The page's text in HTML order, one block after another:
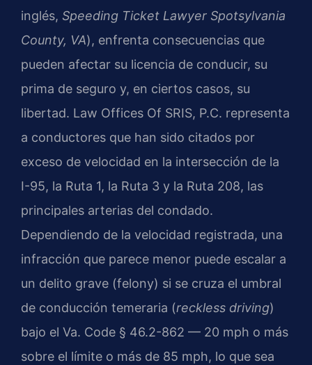
inglés, Speeding Ticket Lawyer Spotsylvania
County, VA), enfrenta consecuencias que
pueden afectar su licencia de conducir, su
prima de seguro y, en ciertos casos, su
libertad. Law Offices Of SRIS, P.C. representa
a conductores que han sido citados por
exceso de velocidad en la intersección de la
I-95, la Ruta 1, la Ruta 3 y la Ruta 208, las
principales arterias del condado.
Dependiendo de la velocidad registrada, una
infracción que parece menor puede escalar a
un delito grave (felony) si se cruza el umbral
de conducción temeraria (reckless driving)
bajo el Va. Code § 46.2-862 — 20 mph o más
sobre el límite o más de 85 mph, lo que sea